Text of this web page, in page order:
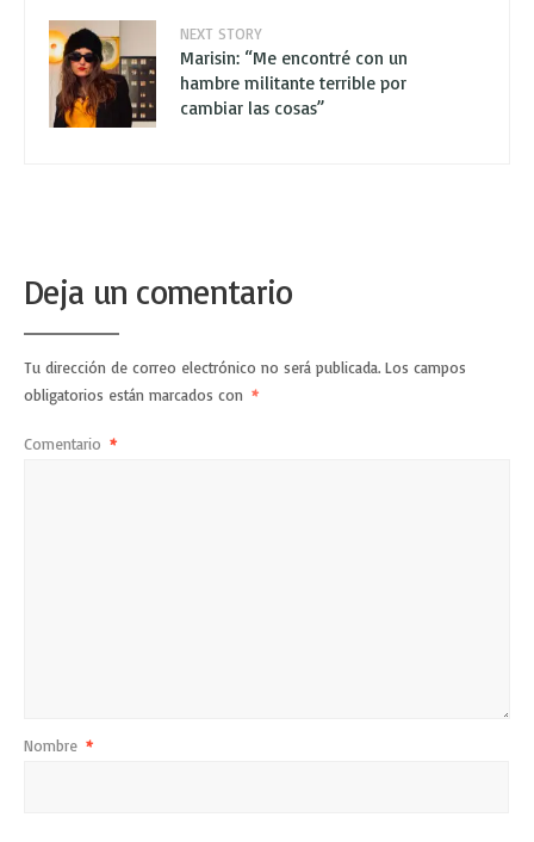
NEXT STORY
Marisin: “Me encontré con un
hambre militante terrible por
cambiar las cosas”
Deja un comentario
Tu dirección de correo electrónico no será publicada. Los campos
obligatorios están marcados con *
Comentario *
Nombre *